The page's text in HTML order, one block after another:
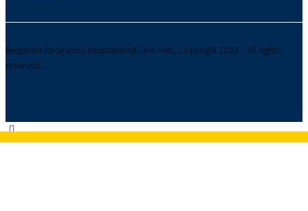
Bergstein Abogados International Law Firm, Copyright 2023 – All rights
reserved.